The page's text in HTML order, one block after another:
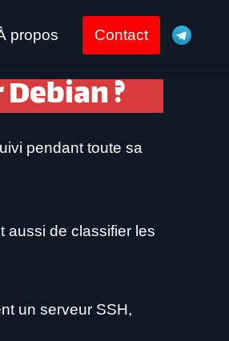
propos Contact
?
pendant toute sa
aussi de classifier les
un serveur SSH,